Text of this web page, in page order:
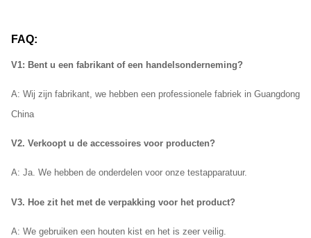
FAQ:
V1: Bent u een fabrikant of een handelsonderneming?
A: Wij zijn fabrikant, we hebben een professionele fabriek in Guangdong
China
V2. Verkoopt u de accessoires voor producten?
A: Ja. We hebben de onderdelen voor onze testapparatuur.
V3. Hoe zit het met de verpakking voor het product?
A: We gebruiken een houten kist en het is zeer veilig.